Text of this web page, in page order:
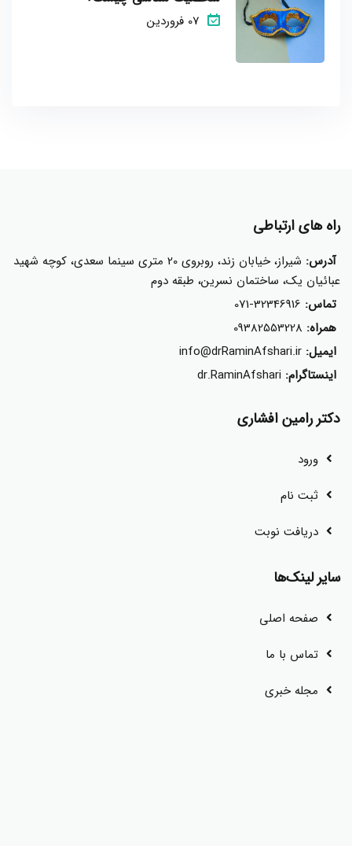
07 فروردین
راه های ارتباطی
آدرس:
شیراز، خیابان زند، روبروی 20 متری سینما سعدی، کوچه شهید
عبائیان یک، ساختمان نسرین، طبقه دوم
تماس: 071-32346916
همراه: 09382553228
ایمیل: info@drRaminAfshari.ir
اینستاگرام: dr.RaminAfshari
دکتر رامین افشاری
ورود
ثبت نام
دریافت نوبت
سایر لینک‌ها
صفحه اصلی
تماس با ما
مجله خبری